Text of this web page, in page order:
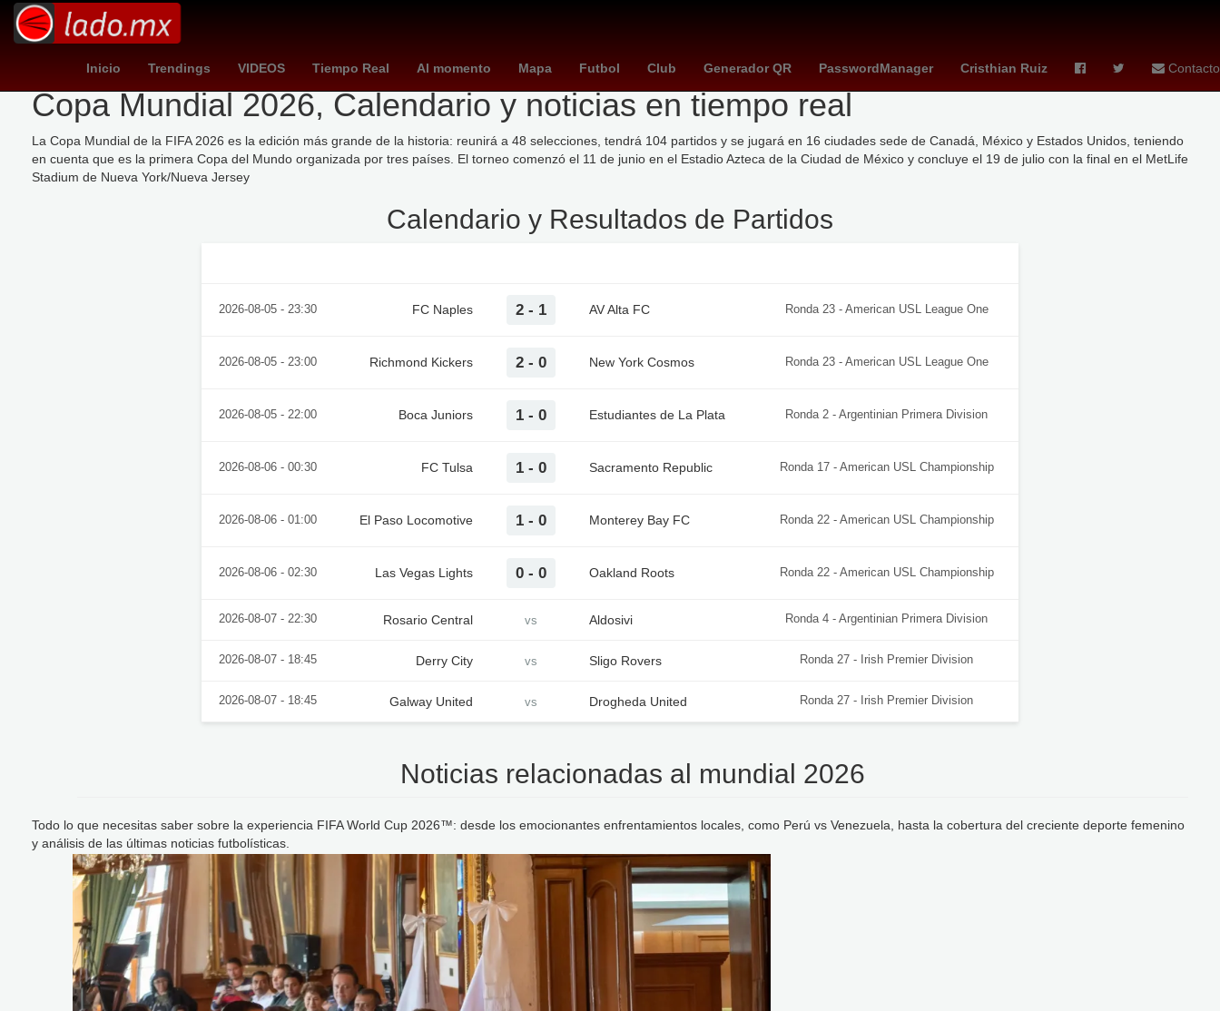
Inicio Trendings VIDEOS Tiempo Real Al momento Mapa Futbol Club Generador QR PasswordManager Cristhian Ruiz Contacto
colombia vs jordan
Copa Mundial 2026, Calendario y noticias en tiempo real
La Copa Mundial de la FIFA 2026 es la edición más grande de la historia: reunirá a 48 selecciones, tendrá 104 partidos y se jugará en 16 ciudades sede de Canadá, México y Estados Unidos, teniendo
en cuenta que es la primera Copa del Mundo organizada por tres países. El torneo comenzó el 11 de junio en el Estadio Azteca de la Ciudad de México y concluye el 19 de julio con la final en el MetLife
Stadium de Nueva York/Nueva Jersey
Calendario y Resultados de Partidos
2026-08-05 - 23:30 FC Naples 2 - 1 AV Alta FC Ronda 23 - American USL League One
2026-08-05 - 23:00 Richmond Kickers 2 - 0 New York Cosmos Ronda 23 - American USL League One
2026-08-05 - 22:00 Boca Juniors 1 - 0 Estudiantes de La Plata Ronda 2 - Argentinian Primera Division
2026-08-06 - 00:30 FC Tulsa 1 - 0 Sacramento Republic Ronda 17 - American USL Championship
2026-08-06 - 01:00 El Paso Locomotive 1 - 0 Monterey Bay FC Ronda 22 - American USL Championship
2026-08-06 - 02:30 Las Vegas Lights 0 - 0 Oakland Roots Ronda 22 - American USL Championship
2026-08-07 - 22:30 Rosario Central vs Aldosivi Ronda 4 - Argentinian Primera Division
2026-08-07 - 18:45 Derry City vs Sligo Rovers Ronda 27 - Irish Premier Division
2026-08-07 - 18:45 Galway United vs Drogheda United Ronda 27 - Irish Premier Division
Noticias relacionadas al mundial 2026
Todo lo que necesitas saber sobre la experiencia FIFA World Cup 2026™: desde los emocionantes enfrentamientos locales, como Perú vs Venezuela, hasta la cobertura del creciente deporte femenino
y análisis de las últimas noticias futbolísticas.